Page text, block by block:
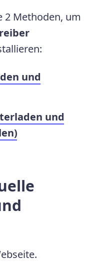
2 Methoden, um
und
und